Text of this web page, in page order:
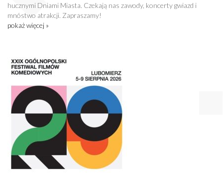
hucznymi Dniami Miasta. Czekają nas zawody, koncerty gwiazd i
mnóstwo atrakcji. Zapraszamy!
pokaż więcej »